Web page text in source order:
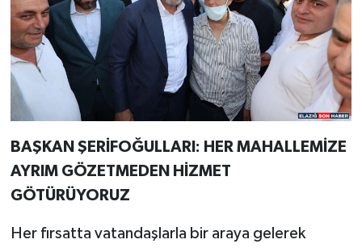
BAŞKAN ŞERİFOĞULLARI: HER MAHALLEMİZE
AYRIM GÖZETMEDEN HİZMET
GÖTÜRÜYORUZ
Her fırsatta vatandaşlarla bir araya gelerek